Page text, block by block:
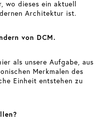
wo dieses ein aktuell
Architektur ist.
von DCM.
als unsere Aufgabe, aus
Merkmalen des
Einheit entstehen zu